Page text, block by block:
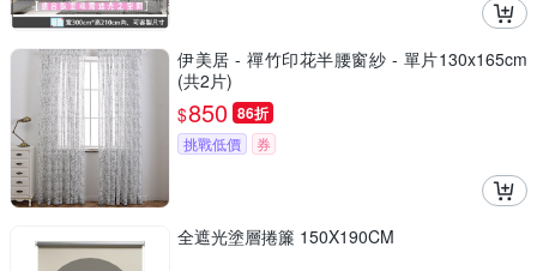
伊美居 - 禪竹印花半腰窗紗 - 單片130x165cm
(共2片)
$850 86折
挑戰低價 券
全遮光塗層捲簾 150X190CM